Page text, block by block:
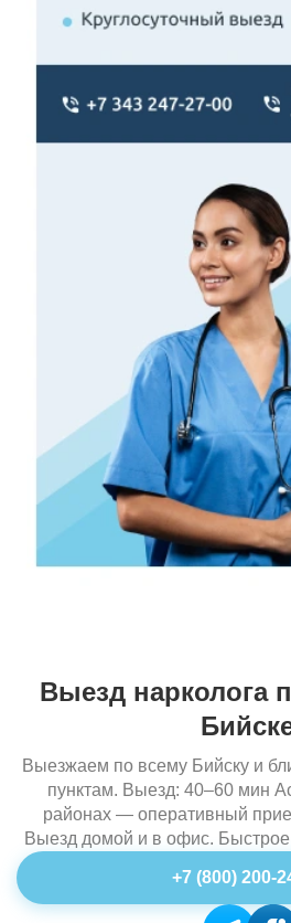
Выезд нарколога
Выезжаем по всему Бийску и
пунктам. Выезд: 40–60 мин
районах — оперативный
Выезд домой и в офис.
+7 (800) 200-